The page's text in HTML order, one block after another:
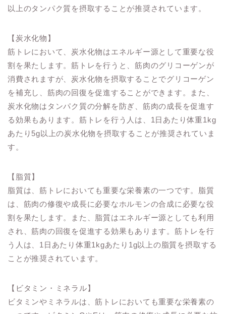
以上のタンパク質を摂取することが推奨されています。
【炭水化物】
筋トレにおいて、炭水化物はエネルギー源として重要な役
割を果たします。筋トレを行うと、筋肉のグリコーゲンが
消費されますが、炭水化物を摂取することでグリコーゲン
を補充し、筋肉の回復を促進することができます。また、
炭水化物はタンパク質の分解を防ぎ、筋肉の成長を促進す
る効果もあります。筋トレを行う人は、1日あたり体重1kg
あたり5g以上の炭水化物を摂取することが推奨されていま
す。
【脂質】
脂質は、筋トレにおいても重要な栄養素の一つです。脂質
は、筋肉の修復や成長に必要なホルモンの合成に必要な役
割を果たします。また、脂質はエネルギー源としても利用
され、筋肉の回復を促進する効果もあります。筋トレを行
う人は、1日あたり体重1kgあたり1g以上の脂質を摂取する
ことが推奨されています。
【ビタミン・ミネラル】
ビタミンやミネラルは、筋トレにおいても重要な栄養素の